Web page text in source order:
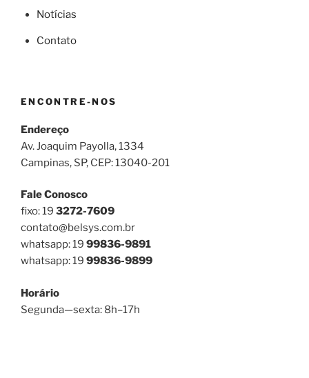
Notícias
Contato
ENCONTRE-NOS
Endereço
Av. Joaquim Payolla, 1334
Campinas, SP, CEP: 13040-201
Fale Conosco
fixo: 19 3272-7609
contato@belsys.com.br
whatsapp: 19 99836-9891
whatsapp: 19 99836-9899
Horário
Segunda—sexta: 8h–17h